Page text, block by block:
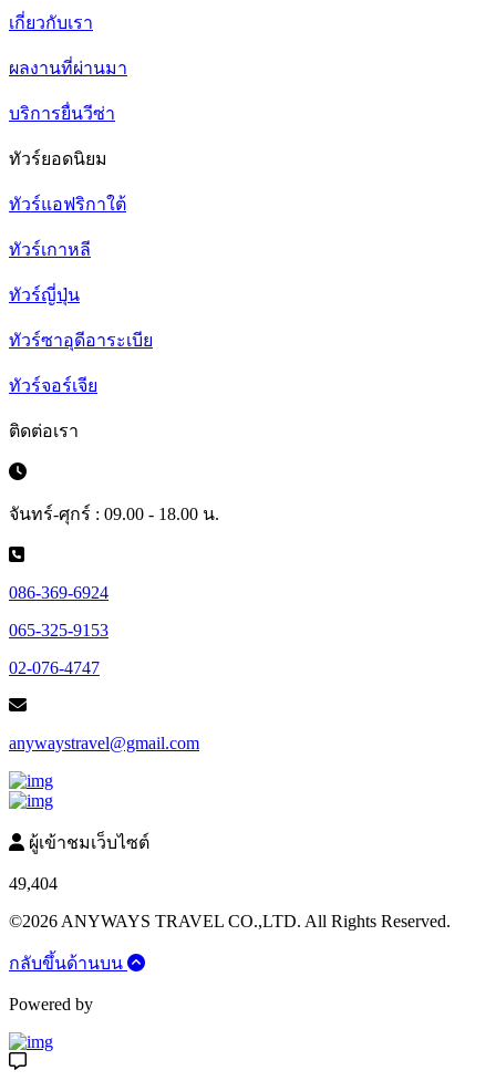
เกี่ยวกับเรา
ผลงานที่ผ่านมา
บริการยื่นวีซ่า
ทัวร์ยอดนิยม
ทัวร์แอฟริกาใต้
ทัวร์เกาหลี
ทัวร์ญี่ปุ่น
ทัวร์ซาอุดีอาระเบีย
ทัวร์จอร์เจีย
ติดต่อเรา
จันทร์-ศุกร์ : 09.00 - 18.00 น.
086-369-6924
065-325-9153
02-076-4747
anywaystravel@gmail.com
ผู้เข้าชมเว็บไซต์
49,404
©2026 ANYWAYS TRAVEL CO.,LTD. All Rights Reserved.
กลับขึ้นด้านบน
Powered by